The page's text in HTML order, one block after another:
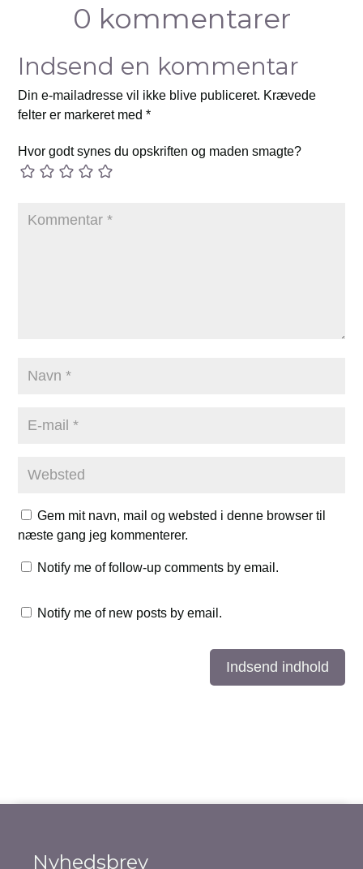
0 kommentarer
Indsend en kommentar
Din e-mailadresse vil ikke blive publiceret. Krævede
felter er markeret med*
Hvor godt synes du opskriften og maden smagte?
Gem mit navn, mail og websted i denne browser til
næste gang jeg kommenterer.
Notify me of follow-up comments by email.
Notify me of new posts by email.
Indsend indhold
Nyhedsbrev